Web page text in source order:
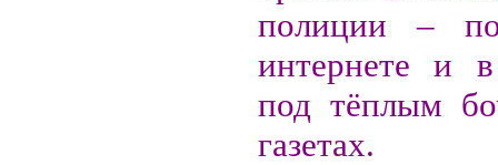
полиции –
интернете и
под тёплым
газетах.